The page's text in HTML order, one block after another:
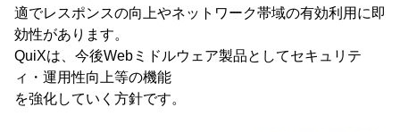
適でレスポンスの向上やネットワーク帯域の有効利用に即
効性があります。
QuiXは、今後Webミドルウェア製品としてセキュリテ
ィ・運用性向上等の機能
を強化していく方針です。